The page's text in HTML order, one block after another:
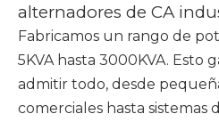
alternadores de CA
Fabricamos un rango de
5KVA hasta 3000KVA. Esto
admitir todo, desde
comerciales hasta sistemas